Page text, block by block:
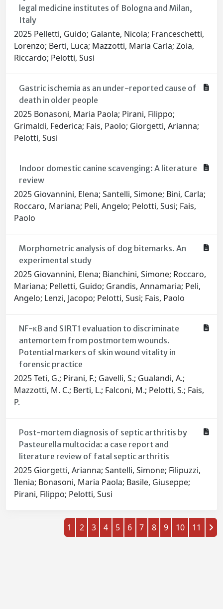
legal medicine institutes of Bologna and Milan,
Italy
2025 Pelletti, Guido; Galante, Nicola; Franceschetti,
Lorenzo; Berti, Luca; Mazzotti, Maria Carla; Zoia,
Riccardo; Pelotti, Susi
Gastric ischemia as an under-reported cause of
death in older people
2025 Bonasoni, Maria Paola; Pirani, Filippo;
Grimaldi, Federica; Fais, Paolo; Giorgetti, Arianna;
Pelotti, Susi
Indoor domestic canine scavenging: A literature
review
2025 Giovannini, Elena; Santelli, Simone; Bini, Carla;
Roccaro, Mariana; Peli, Angelo; Pelotti, Susi; Fais,
Paolo
Morphometric analysis of dog bitemarks. An
experimental study
2025 Giovannini, Elena; Bianchini, Simone; Roccaro,
Mariana; Pelletti, Guido; Grandis, Annamaria; Peli,
Angelo; Lenzi, Jacopo; Pelotti, Susi; Fais, Paolo
NF-κB and SIRT1 evaluation to discriminate
antemortem from postmortem wounds.
Potential markers of skin wound vitality in
forensic practice
2025 Teti, G.; Pirani, F.; Gavelli, S.; Gualandi, A.;
Mazzotti, M. C.; Berti, L.; Falconi, M.; Pelotti, S.; Fais,
P.
Post-mortem diagnosis of septic arthritis by
Pasteurella multocida: a case report and
literature review of fatal septic arthritis
2025 Giorgetti, Arianna; Santelli, Simone; Filipuzzi,
Ilenia; Bonasoni, Maria Paola; Basile, Giuseppe;
Pirani, Filippo; Pelotti, Susi
1 2 3 4 5 6 7 8 9 10 11